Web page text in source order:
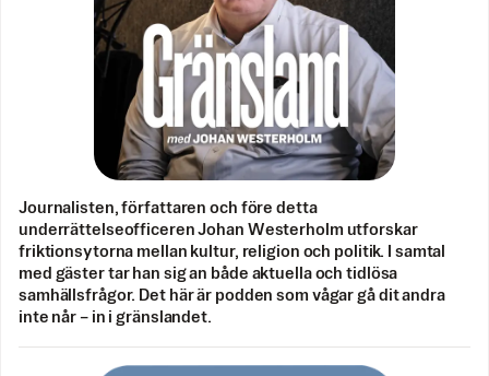
Journalisten, författaren och före detta
underrättelseofficeren Johan Westerholm utforskar
friktionsytorna mellan kultur, religion och politik. I samtal
med gäster tar han sig an både aktuella och tidlösa
samhällsfrågor. Det här är podden som vågar gå dit andra
inte når – in i gränslandet.